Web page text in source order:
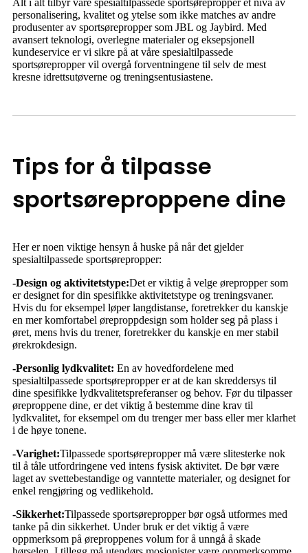
Alt i alt tilbyr våre spesialtilpassede sportsørepropper et nivå av
personalisering, kvalitet og ytelse som ikke matches av andre
produsenter av sportsørepropper som JBL og Jaybird. Med
avansert teknologi, overlegne materialer og eksepsjonell
kundeservice er vi sikre på at våre spesialtilpassede
sportsørepropper vil overgå forventningene til selv de mest
kresne idrettsutøverne og treningsentusiastene.
Tips for å tilpasse
sportsøreproppene dine
Her er noen viktige hensyn å huske på når det gjelder
spesialtilpassede sportsørepropper:
-Design og aktivitetstype:Det er viktig å velge ørepropper som
er designet for din spesifikke aktivitetstype og treningsvaner.
Hvis du for eksempel løper langdistanse, foretrekker du kanskje
en mer komfortabel øreproppdesign som holder seg på plass i
øret, mens hvis du trener, foretrekker du kanskje en mer stabil
ørekrokdesign.
-Personlig lydkvalitet: En av hovedfordelene med
spesialtilpassede sportsørepropper er at de kan skreddersys til
dine spesifikke lydkvalitetspreferanser og behov. Før du tilpasser
øreproppene dine, er det viktig å bestemme dine krav til
lydkvalitet, for eksempel om du trenger mer bass eller mer klarhet
i de høye tonene.
-Varighet:Tilpassede sportsørepropper må være slitesterke nok
til å tåle utfordringene ved intens fysisk aktivitet. De bør være
laget av svettebestandige og vanntette materialer, og designet for
enkel rengjøring og vedlikehold.
-Sikkerhet:Tilpassede sportsørepropper bør også utformes med
tanke på din sikkerhet. Under bruk er det viktig å være
oppmerksom på øreproppenes volum for å unngå å skade